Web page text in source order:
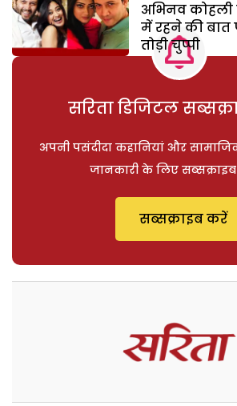
अभिनव
में रहने की बात
तोड़ी चुप्पी
सरिता डिजिटल
अपनी पसंदीदा कहानियां और
जानकारी के लिए
सब्सक्राइब करें